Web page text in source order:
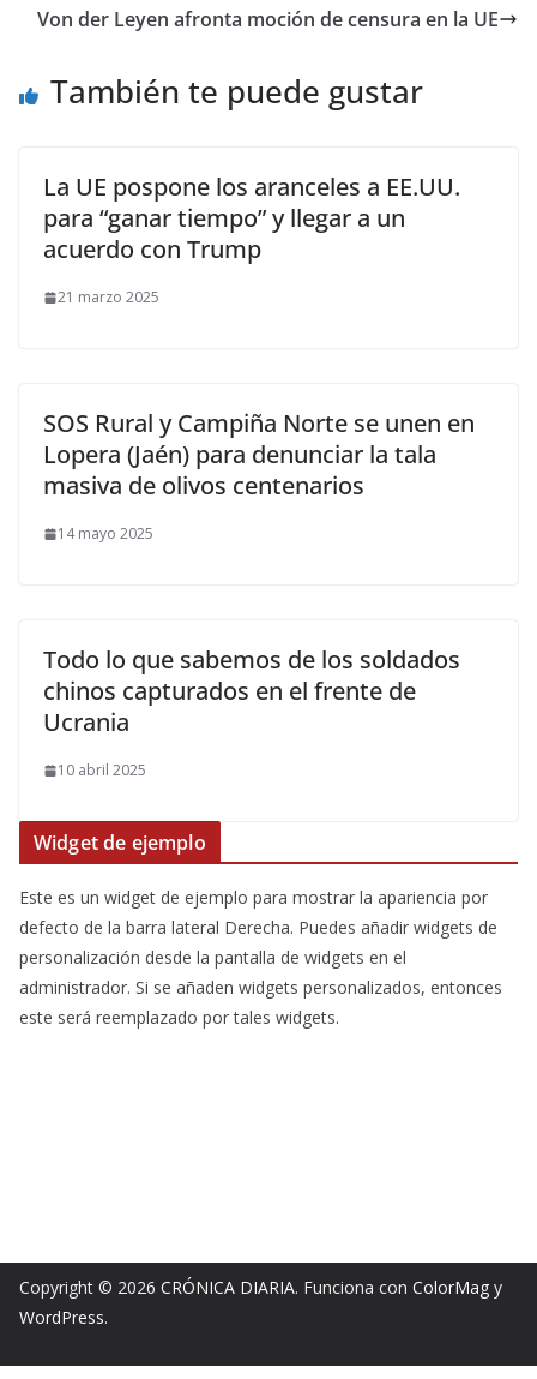
Von der Leyen afronta moción de censura en la UE
También te puede gustar
La UE pospone los aranceles a EE.UU.
para “ganar tiempo” y llegar a un
acuerdo con Trump
21 marzo 2025
SOS Rural y Campiña Norte se unen en
Lopera (Jaén) para denunciar la tala
masiva de olivos centenarios
14 mayo 2025
Todo lo que sabemos de los soldados
chinos capturados en el frente de
Ucrania
10 abril 2025
Widget de ejemplo
Este es un widget de ejemplo para mostrar la apariencia por
defecto de la barra lateral Derecha. Puedes añadir widgets de
personalización desde la pantalla de widgets en el
administrador. Si se añaden widgets personalizados, entonces
este será reemplazado por tales widgets.
Copyright © 2026 CRÓNICA DIARIA. Funciona con ColorMag y
WordPress.